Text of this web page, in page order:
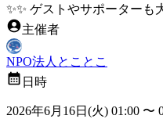
✨✨ ゲストやサポーター
主催者
NPO法人とことこ
日時
2026年6月16日(火) 01:00 〜